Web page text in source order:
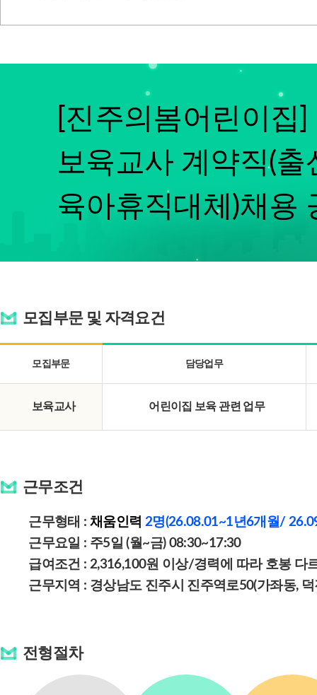
[진주의봄어린이집]
보육교사 계약직(출
육아휴직대체)채용
모집부문 및 자격요건
모집부문 담당업무
보육교사 어린이집 보육 관련 업무
근무조건
근무형태 : 채움인력 2명(26.08.01~1년6개월/
근무요일 : 주5일 (월~금) 08:30~17:30
급여조건 : 2,316,100원 이상/경력에 따라 호봉 다
근무지역 : 경상남도 진주시 진주역로50(가좌동,
전형절차